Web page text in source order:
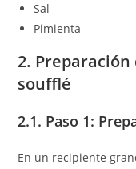
Sal
Pimienta
2. Preparación
soufflé
2.1. Paso 1:
En un recipiente